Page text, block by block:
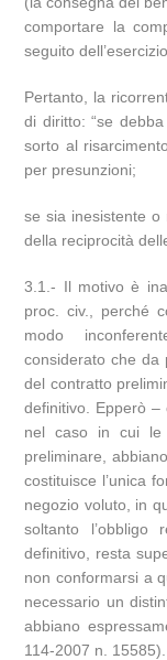
comportare la
seguito
Pertanto, la
di diritto: “se
sorto al
per presunzioni;
se sia inesistente o
della reciprocità
3.1.- Il motivo è
proc. civ., perché
modo
considerato che da
del contratto
definitivo. Epperò
nel caso in cui le
preliminare,
costituisce l’unica
negozio voluto, in
soltanto l’obbligo
definitivo, resta
non conformarsi a
necessario un
abbiano
114-2007 n. 15585).